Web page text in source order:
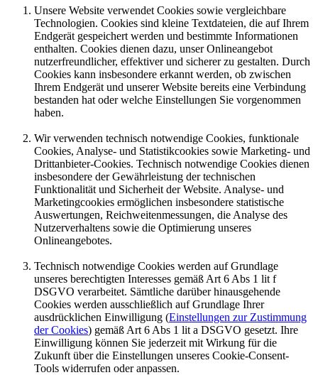
Unsere Website verwendet Cookies sowie vergleichbare
Technologien. Cookies sind kleine Textdateien, die auf Ihrem
Endgerät gespeichert werden und bestimmte Informationen
enthalten. Cookies dienen dazu, unser Onlineangebot
nutzerfreundlicher, effektiver und sicherer zu gestalten. Durch
Cookies kann insbesondere erkannt werden, ob zwischen
Ihrem Endgerät und unserer Website bereits eine Verbindung
bestanden hat oder welche Einstellungen Sie vorgenommen
haben.
Wir verwenden technisch notwendige Cookies, funktionale
Cookies, Analyse- und Statistikcookies sowie Marketing- und
Drittanbieter-Cookies. Technisch notwendige Cookies dienen
insbesondere der Gewährleistung der technischen
Funktionalität und Sicherheit der Website. Analyse- und
Marketingcookies ermöglichen insbesondere statistische
Auswertungen, Reichweitenmessungen, die Analyse des
Nutzerverhaltens sowie die Optimierung unseres
Onlineangebotes.
Technisch notwendige Cookies werden auf Grundlage
unseres berechtigten Interesses gemäß Art 6 Abs 1 lit f
DSGVO verarbeitet. Sämtliche darüber hinausgehende
Cookies werden ausschließlich auf Grundlage Ihrer
ausdrücklichen Einwilligung (Einstellungen zur Zustimmung
der Cookies) gemäß Art 6 Abs 1 lit a DSGVO gesetzt. Ihre
Einwilligung können Sie jederzeit mit Wirkung für die
Zukunft über die Einstellungen unseres Cookie-Consent-
Tools widerrufen oder anpassen.